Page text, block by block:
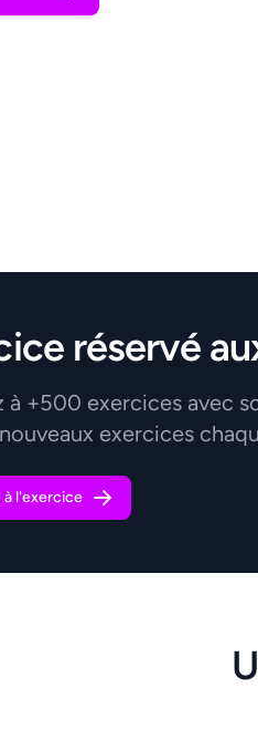
réservé
à +500 exercices avec
exercices
à l'exercice